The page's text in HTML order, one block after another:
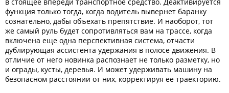
функция только тогда, когда водитель вывернет баранку
сознательно, дабы объехать препятствие. И наоборот, тот
же самый руль будет сопротивляться вам на трассе, когда
включена еще одна перспективная система, отчасти
дублирующая ассистента удержания в полосе движения. В
отличие от него новинка распознает не только разметку, но
и ограды, кусты, деревья. И может удерживать машину на
безопасном расстоянии от них, корректируя ее траекторию.